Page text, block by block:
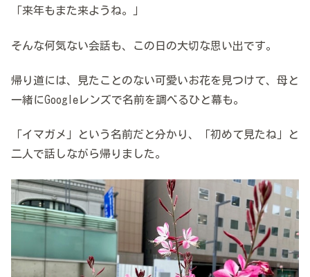
「来年もまた来ようね。」
そんな何気ない会話も、この日の大切な思い出です。
帰り道には、見たことのない可愛いお花を見つけて、母と
一緒にGoogleレンズで名前を調べるひと幕も。
「イマガメ」という名前だと分かり、「初めて見たね」と
二人で話しながら帰りました。